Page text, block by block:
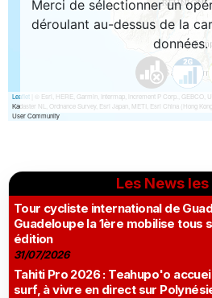
Les News les
Tour cycliste international de
Guadeloupe la 1ère mobilise tous
édition
31/07/2026
Tahiti Pro 2026 : Teahupo'o
surf, à vivre en direct sur